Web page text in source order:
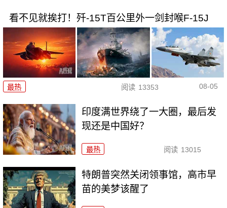
看不见就挨打！歼-15T百公里外一剑封喉F-15J
最热 阅读 13353 08-05
印度满世界绕了一大圈，最后发
现还是中国好？
最热 阅读 13015
特朗普突然关闭领事馆，高市早
苗的美梦该醒了